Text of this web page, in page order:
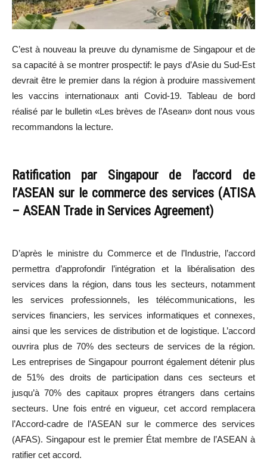
C’est à nouveau la preuve du dynamisme de Singapour et de
sa capacité à se montrer prospectif: le pays d’Asie du Sud-Est
devrait être le premier dans la région à produire massivement
les vaccins internationaux anti Covid-19. Tableau de bord
réalisé par le bulletin «Les brèves de l’Asean» dont nous vous
recommandons la lecture.
Ratification par Singapour de l’accord de
l’ASEAN sur le commerce des services (ATISA
– ASEAN Trade in Services Agreement)
D’après le ministre du Commerce et de l’Industrie, l’accord
permettra d’approfondir l’intégration et la libéralisation des
services dans la région, dans tous les secteurs, notamment
les services professionnels, les télécommunications, les
services financiers, les services informatiques et connexes,
ainsi que les services de distribution et de logistique. L’accord
ouvrira plus de 70% des secteurs de services de la région.
Les entreprises de Singapour pourront également détenir plus
de 51% des droits de participation dans ces secteurs et
jusqu’à 70% des capitaux propres étrangers dans certains
secteurs. Une fois entré en vigueur, cet accord remplacera
l’Accord-cadre de l’ASEAN sur le commerce des services
(AFAS). Singapour est le premier État membre de l’ASEAN à
ratifier cet accord.